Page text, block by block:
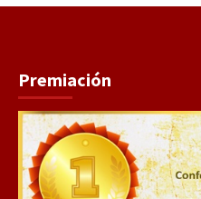
Premiación